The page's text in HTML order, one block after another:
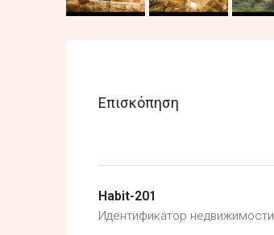
Επισκόπηση
Habit-201
Идентификатор недвижимости